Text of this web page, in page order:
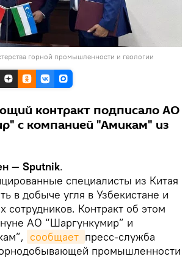
горной промышленности и геологии
контракт подписало АО
с компанией "Амикам" из
— Sputnik.
специалисты из Китая
в добыче угля в Узбекистане и
сотрудников. Контракт об этом
АО “Шаргункумир” и
сообщает пресс-служба
промышленности